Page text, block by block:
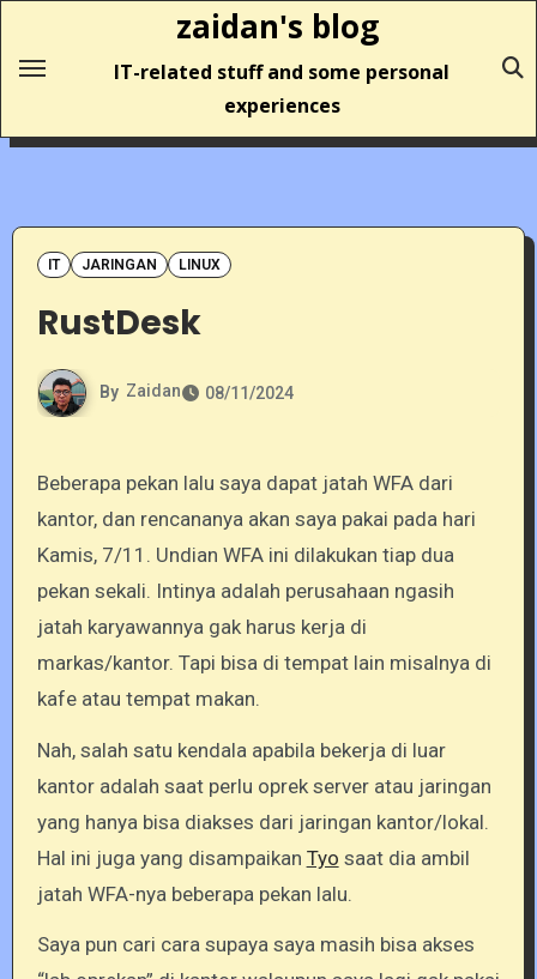
content
zaidan's blog
IT-related stuff and some personal
experiences
IT JARINGAN LINUX
RustDesk
By Zaidan 08/11/2024
Beberapa pekan lalu saya dapat jatah WFA dari
kantor, dan rencananya akan saya pakai pada hari
Kamis, 7/11. Undian WFA ini dilakukan tiap dua
pekan sekali. Intinya adalah perusahaan ngasih
jatah karyawannya gak harus kerja di
markas/kantor. Tapi bisa di tempat lain misalnya di
kafe atau tempat makan.
Nah, salah satu kendala apabila bekerja di luar
kantor adalah saat perlu oprek server atau jaringan
yang hanya bisa diakses dari jaringan kantor/lokal.
Hal ini juga yang disampaikan Tyo saat dia ambil
jatah WFA-nya beberapa pekan lalu.
Saya pun cari cara supaya saya masih bisa akses